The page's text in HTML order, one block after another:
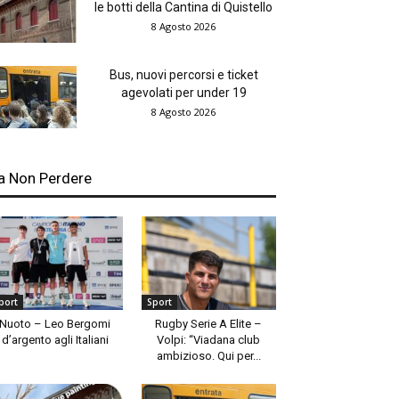
le botti della Cantina di Quistello
8 Agosto 2026
Bus, nuovi percorsi e ticket
agevolati per under 19
8 Agosto 2026
Non Perdere
Nuoto – Leo Bergomi
d’argento agli Italiani
Sport
Rugby Serie A Elite –
Volpi: “Viadana club
ambizioso. Qui per...